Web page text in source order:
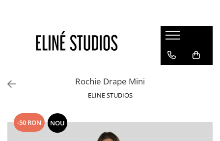
Best Sellers
Rochii
Pantaloni
Fuste
Rochie Drape Mini
ELINE STUDIOS
-50 RON NOU